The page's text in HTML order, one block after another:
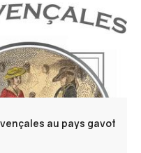
au pays gavot